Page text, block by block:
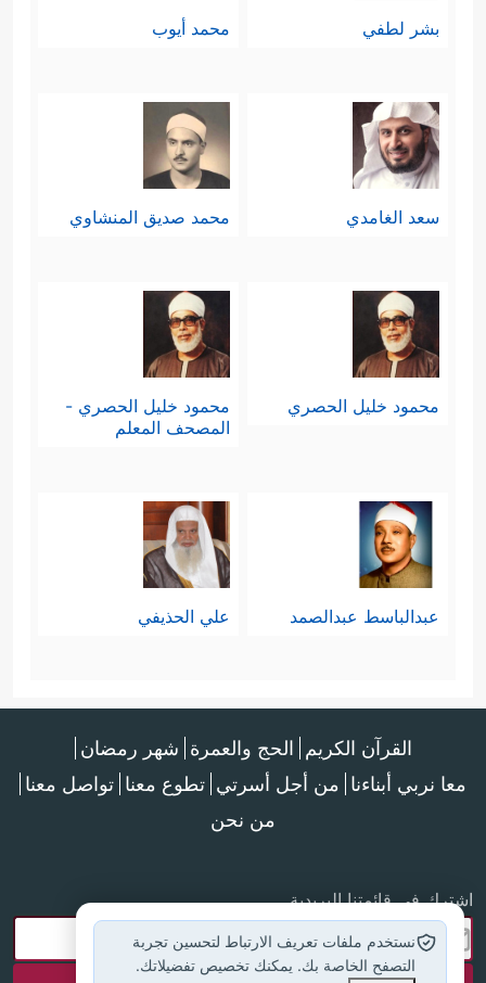
بشر لطفي محمد أيوب
سعد الغامدي محمد صديق المنشاوي
محمود خليل الحصري
محمود خليل الحصري -
المصحف المعلم
عبدالباسط عبدالصمد علي الحذيفي
القرآن الكريم الحج والعمرة شهر رمضان
معا نربي أبناءنا من أجل أسرتي تطوع معنا تواصل معنا
من نحن
اشترك في قائمتنا البريدية
نستخدم ملفات تعريف الارتباط لتحسين تجربة
التصفح الخاصة بك. يمكنك تخصيص تفضيلاتك.